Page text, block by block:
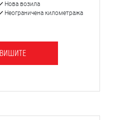
Нова возила
Неограничена километража